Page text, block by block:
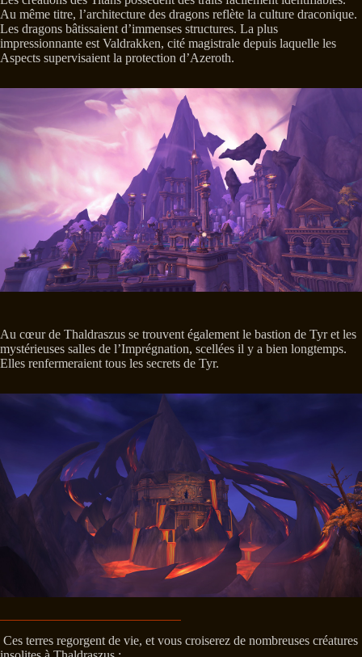
Au même titre, l’architecture des dragons reflète la culture draconique.
Les dragons bâtissaient d’immenses structures. La plus
impressionnante est Valdrakken, cité magistrale depuis laquelle les
Aspects supervisaient la protection d’Azeroth.
Au cœur de Thaldraszus se trouvent également le bastion de Tyr et les
mystérieuses salles de l’Imprégnation, scellées il y a bien longtemps.
Elles renfermeraient tous les secrets de Tyr.
Ces terres regorgent de vie, et vous croiserez de nombreuses créatures